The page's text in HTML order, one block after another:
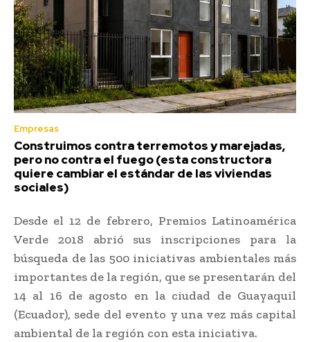
Empresas
Construimos contra terremotos y marejadas,
pero no contra el fuego (esta constructora
quiere cambiar el estándar de las viviendas
sociales)
Desde el 12 de febrero, Premios Latinoamérica
Verde 2018 abrió sus inscripciones para la
búsqueda de las 500 iniciativas ambientales más
importantes de la región, que se presentarán del
14 al 16 de agosto en la ciudad de Guayaquil
(Ecuador), sede del evento y una vez más capital
ambiental de la región con esta iniciativa.